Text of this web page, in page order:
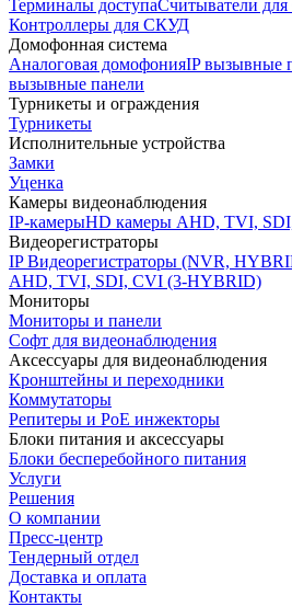
Терминалы доступаСчитыватели
Контроллеры для СКУД
Домофонная система
Аналоговая домофонияIP вызывные
вызывные панели
Турникеты и ограждения
Турникеты
Исполнительные устройства
Замки
Уценка
Камеры видеонаблюдения
IP-камерыHD камеры AHD, TVI,
Видеорегистраторы
IP Видеорегистраторы (NVR,
AHD, TVI, SDI, CVI (3-HYBRID)
Мониторы
Мониторы и панели
Софт для видеонаблюдения
Аксессуары для видеонаблюдения
Кронштейны и переходники
Коммутаторы
Репитеры и PoE инжекторы
Блоки питания и аксессуары
Блоки бесперебойного питания
Услуги
Решения
О компании
Пресс-центр
Тендерный отдел
Доставка и оплата
Контакты